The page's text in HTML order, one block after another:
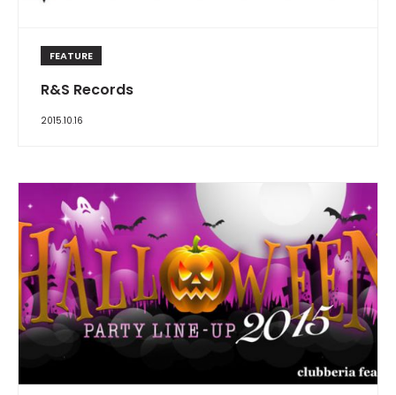
FEATURE
R&S Records
2015.10.16